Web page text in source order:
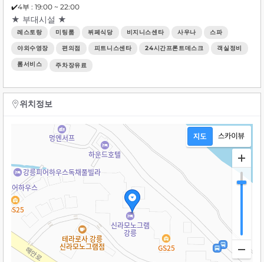
✔️4부 : 19:00 ~ 22:00
★ 부대시설 ★
레스토랑 미팅룸 뷔페식당 비지니스센타 사우나 스파
야외수영장 편의점 피트니스센타 24시간프론트데스크 객실정비
롬서비스 주차장유료
위치정보